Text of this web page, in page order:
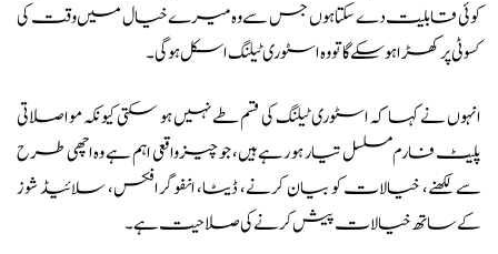
کوئی قابلیت دے سکتا ہوں جس سے وہ میرے خیال میں وقت کی
کسوٹی پر کھڑا ہوسکے گا تو وہ اسٹوری ٹیلنگ اسکل ہوگی۔
انہوں نے کہا کہ اسٹوری ٹیلنگ کی قسم طے نہیں ہو سکتی کیونکہ مواصلاتی
پلیٹ فارم مسلسل تیار ہو رہے ہیں، جو چیز واقعی اہم ہے وہ اچھی طرح
سے لکھنے، خیالات کو بیان کرنے، ڈیٹا، انفوگرافکس، سلائیڈ شوز
کے ساتھ خیالات پیش کرنے کی صلاحیت ہے۔